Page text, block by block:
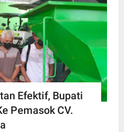
Efektif, Bupati
Pemasok CV.